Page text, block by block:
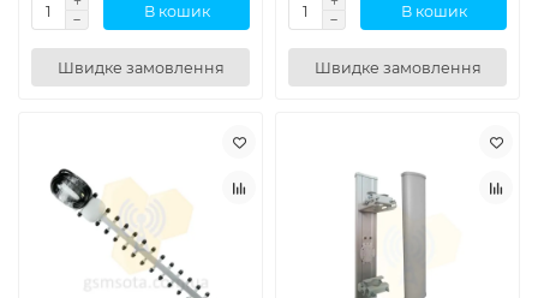
В кошик
Швидке замовлення
В кошик
Швидке замовлення